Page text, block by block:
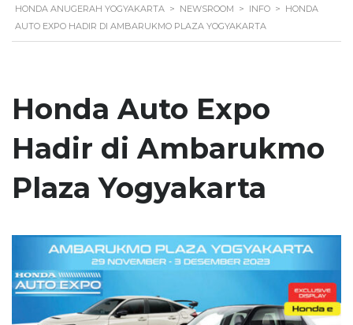
HONDA ANUGERAH YOGYAKARTA > NEWSROOM > INFO > HONDA
AUTO EXPO HADIR DI AMBARUKMO PLAZA YOGYAKARTA
Honda Auto Expo
Hadir di Ambarukmo
Plaza Yogyakarta